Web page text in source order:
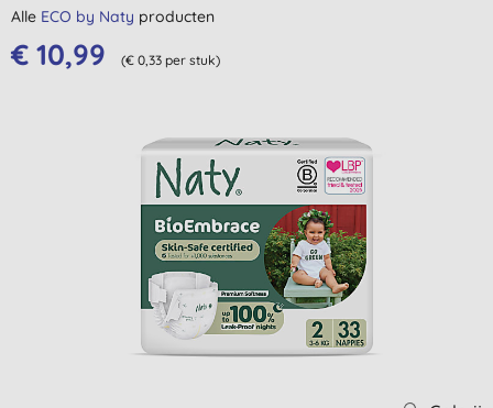
Alle ECO by Naty producten
€ 10,99 (€ 0,33 per stuk)